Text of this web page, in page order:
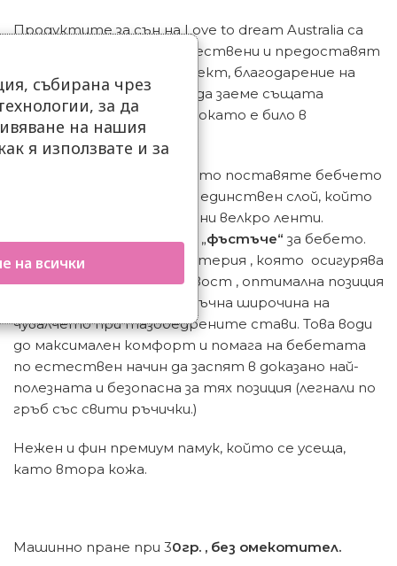
Продуктите за сън на Love to dream Australia са
изключително висококачествени и предоставят
мигновен успокояващ ефект, благодарение на
възможността бебето да заеме същата
позиция, в която е било, докато е било в
коремчето на мама.
Лесни за използване, просто поставяте бебчето
и закопчавате ципа. Един единствен слой, който
е мек и дишащ, без излишни велкро ленти.
Ергономична кройка тип „фъстъче“ за бебето.
Естествена памучна материя , която осигурява
допълнителна разтегливост , оптимална позиция
при раменете и достатъчна широчина на
чувалчето при тазобедрените стави. Това води
до максимален комфорт и помага на бебетата
по естествен начин да заспят в доказано най-
полезната и безопасна за тях позиция (легнали по
гръб със свити ръчички.)
Нежен и фин премиум памук, който се усеща,
като втора кожа.
Машинно пране при 30гр. , без омекотител.
събирана чрез
за да
на нашия
я използвате и за
на всички